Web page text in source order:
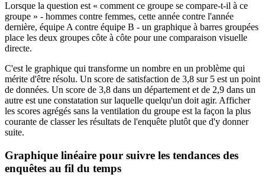
Lorsque la question est « comment ce groupe se compare-t-il à ce
groupe » - hommes contre femmes, cette année contre l'année
dernière, équipe A contre équipe B - un graphique à barres groupées
place les deux groupes côte à côte pour une comparaison visuelle
directe.
C'est le graphique qui transforme un nombre en un problème qui
mérite d'être résolu. Un score de satisfaction de 3,8 sur 5 est un point
de données. Un score de 3,8 dans un département et de 2,9 dans un
autre est une constatation sur laquelle quelqu'un doit agir. Afficher
les scores agrégés sans la ventilation du groupe est la façon la plus
courante de classer les résultats de l'enquête plutôt que d'y donner
suite.
Graphique linéaire pour suivre les tendances des
enquêtes au fil du temps